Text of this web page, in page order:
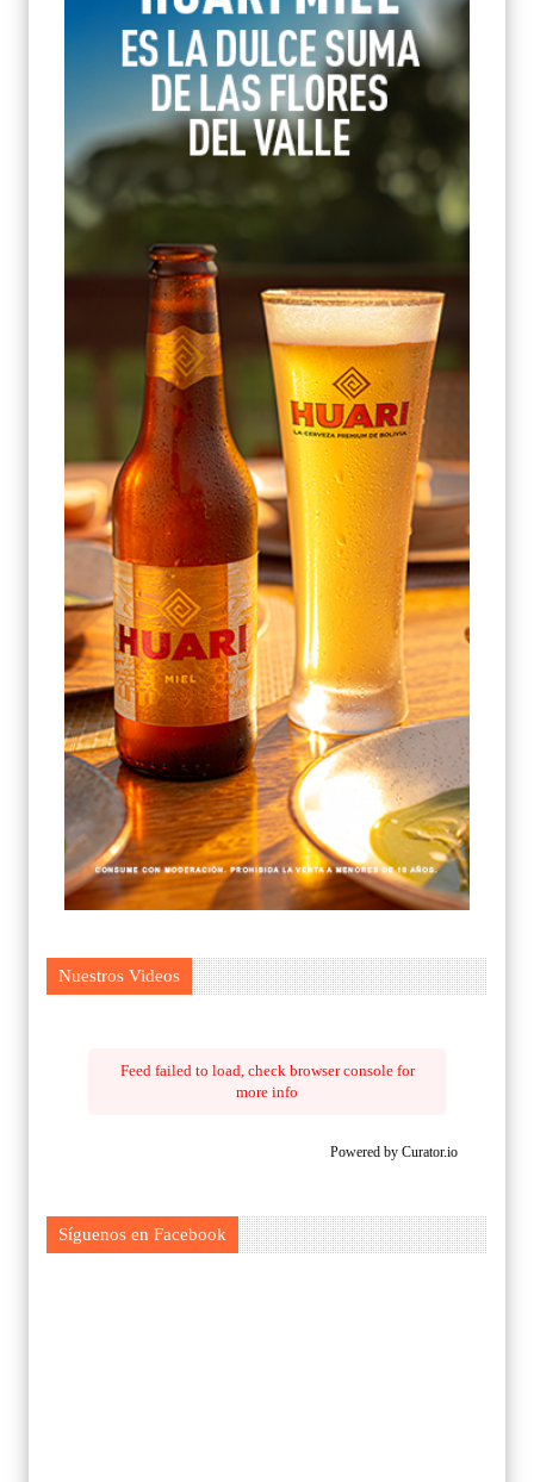
Nuestros Videos
Feed failed to load, check browser console for
more info
Powered by Curator.io
Síguenos en Facebook